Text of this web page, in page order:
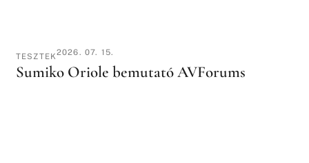
TESZTEK2026. 07. 15.
Sumiko Oriole bemutató AVForums